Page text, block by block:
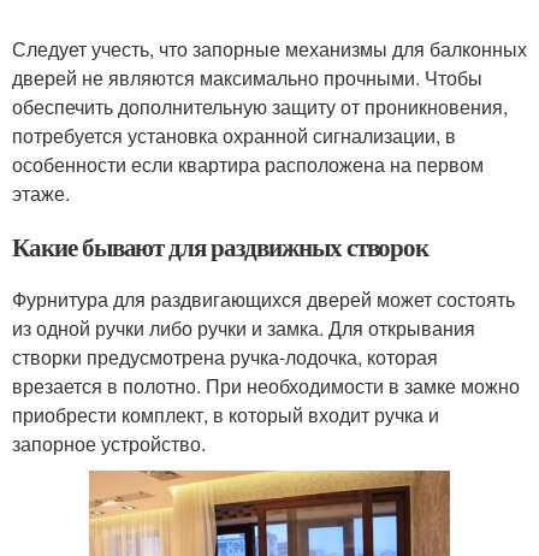
Следует учесть, что запорные механизмы для балконных
дверей не являются максимально прочными. Чтобы
обеспечить дополнительную защиту от проникновения,
потребуется установка охранной сигнализации, в
особенности если квартира расположена на первом
этаже.
Какие бывают для раздвижных створок
Фурнитура для раздвигающихся дверей может состоять
из одной ручки либо ручки и замка. Для открывания
створки предусмотрена ручка-лодочка, которая
врезается в полотно. При необходимости в замке можно
приобрести комплект, в который входит ручка и
запорное устройство.